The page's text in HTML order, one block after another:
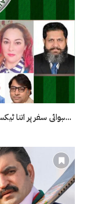
ہوائی سفر پر اتنا ٹیکس ؛ مسلم لیگ( ن) اوورسیز رہنما سخت...